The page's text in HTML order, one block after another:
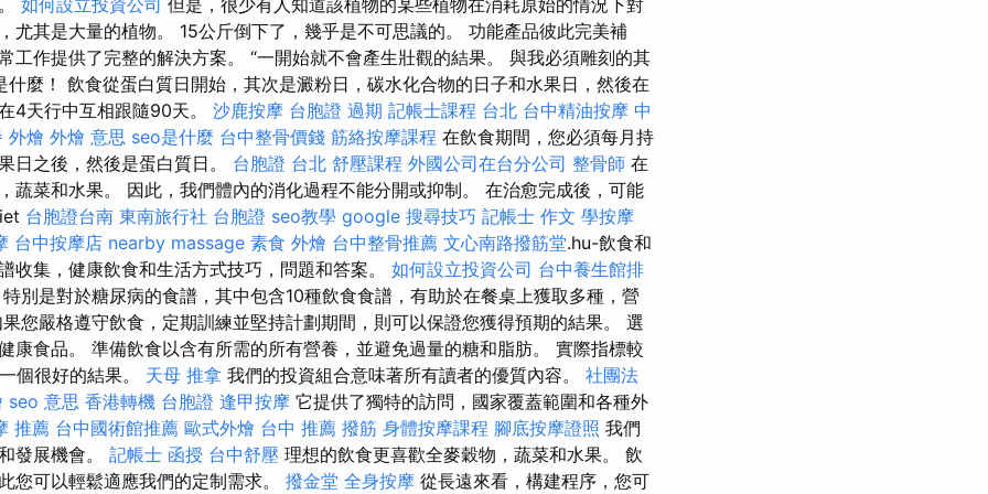
尤其是大量的植物。 15公斤倒下了，幾乎是不可思議的。 功能產品彼此完美補
工作提供了完整的解決方案。 “一開始就不會產生壯觀的結果。 與我必須雕刻的其
什麼！ 飲食從蛋白質日開始，其次是澱粉日，碳水化合物的日子和水果日，然後在
4天行中互相跟隨90天。 沙鹿按摩 台胞證 過期 記帳士課程 台北 台中精油按摩 中
外燴 外燴 意思 seo是什麼 台中整骨價錢 筋絡按摩課程 在飲食期間，您必須每月持
日之後，然後是蛋白質日。 台胞證 台北 舒壓課程 外國公司在台分公司 整骨師 在
蔬菜和水果。 因此，我們體內的消化過程不能分開或抑制。 在治愈完成後，可能
台胞證台南 東南旅行社 台胞證 seo教學 google 搜尋技巧 記帳士 作文 學按摩
台中按摩店 nearby massage 素食 外燴 台中整骨推薦 文心南路撥筋堂.hu-飲食和
收集，健康飲食和生活方式技巧，問題和答案。 如何設立投資公司 台中養生館排
別是對於糖尿病的食譜，其中包含10種飲食食譜，有助於在餐桌上獲取多種，營
您嚴格遵守飲食，定期訓練並堅持計劃期間，則可以保證您獲得預期的結果。 選
康食品。 準備飲食以含有所需的所有營養，並避免過量的糖和脂肪。 實際指標較
個很好的結果。 天母 推拿 我們的投資組合意味著所有讀者的優質內容。 社團法
seo 意思 香港轉機 台胞證 逢甲按摩 它提供了獨特的訪問，國家覆蓋範圍和各種外
推薦 台中國術館推薦 歐式外燴 台中 推薦 撥筋 身體按摩課程 腳底按摩證照 我們
發展機會。 記帳士 函授 台中舒壓 理想的飲食更喜歡全麥穀物，蔬菜和水果。 飲
您可以輕鬆適應我們的定制需求。 撥金堂 全身按摩 從長遠來看，構建程序，您可